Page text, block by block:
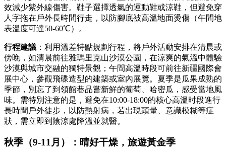
效減少紫外線傷害。鞋子選擇透氣的運動鞋或涼鞋，但避免穿
人字拖在戶外長時間行走，以防腳底被高溫地面燙傷（午間地
表溫度可達50-60℃）。
行程建議 ：利用溫差特點規劃行程，將戶外活動安排在清晨或
傍晚，如清晨前往雅瑪里克山沙漠公園，在涼爽的氣溫中體驗
沙漠與城市交融的獨特景觀；午間高溫時段可前往新疆國際會
展中心，參觀飛碟造型的建築或室內展覽。夏季是瓜果成熟的
季節，別忘了到領館巷品嘗新鮮的葡萄、哈密瓜，感受當地風
味。需特別注意的是，避免在10:00-18:00的核心高溫时段進行
長時間戶外徒步，以防熱射病，若出現頭暈、意識模糊等症
狀，需立即到陰涼處降溫並就醫。
秋季（9-11月）：晴好干燥，旅遊黃金季